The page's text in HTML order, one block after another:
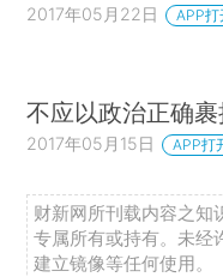
2017年05月22日 APP打
不应以政治正确
2017年05月15日 APP打
财新网所刊载内容之知
专属所有或持有。未经
建立镜像等任何使用。